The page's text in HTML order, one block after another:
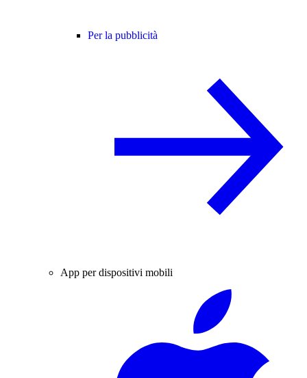
Per la pubblicità
App per dispositivi mobili